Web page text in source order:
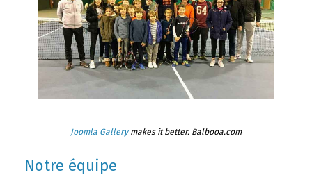
Joomla Gallerymakes it better. Balbooa.com
Notre équipe